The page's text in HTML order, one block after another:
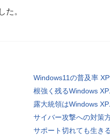
た。
Windows11の普及率
根強く残るWindows
露大統領はWindows
サイバー攻撃への対策
サポート切れても生き